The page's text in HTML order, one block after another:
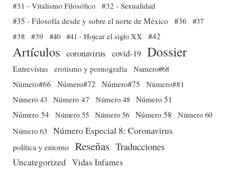
#31 - Vitalismo Filosófico
#32 - Sexualidad
#35 - Filosofía desde y sobre el norte de México #36 #37
#38
#39 #40 #41 - Hojear el siglo XX #42
Artículos coronavirus covid-19 Dossier
Entrevistas erotismo y pornografía Numero#68
Número#66
Número#72 Número#75
Número#81
Número 43 Número 47 Número 48 Número 51
Número 54 Número 55 Número 56 Número 58
Número 60
Número 63 Número Especial 8: Coronavirus
política y entorno Reseñas Traducciones
Uncategorized Vidas Infames